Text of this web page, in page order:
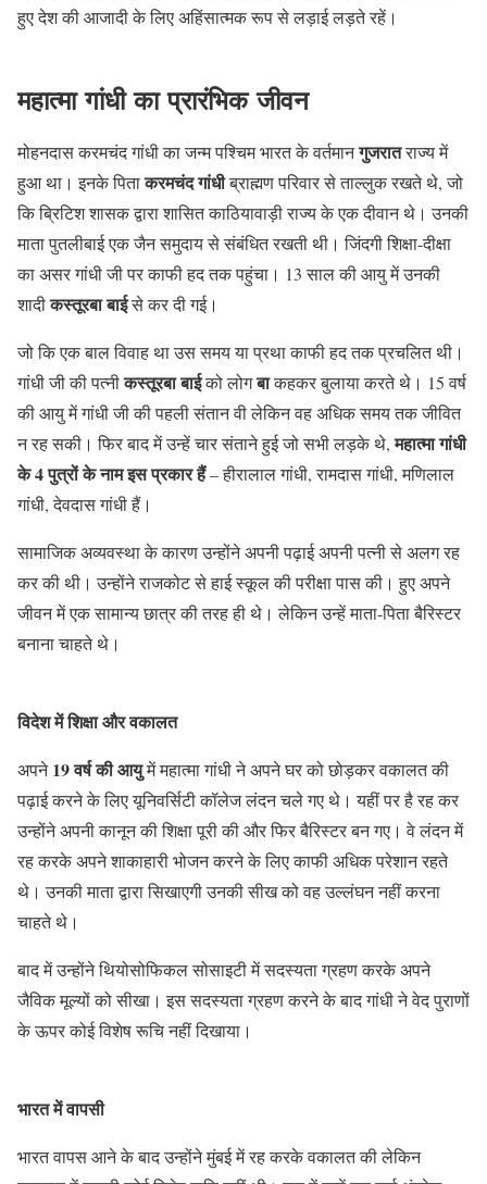
हुए देश की आजादी के लिए अहिंसात्मक रूप से लड़ाई लड़ते रहें।
महात्मा गांधी का प्रारंभिक जीवन
मोहनदास करमचंद गांधी का जन्म पश्चिम भारत के वर्तमानगुजरातराज्य में
हुआ था। इनके पिताकरमचंद गांधीब्राह्मण परिवार से ताल्लुक रखते थे, जो
कि ब्रिटिश शासक द्वारा शासित काठियावाड़ी राज्य के एक दीवान थे। उनकी
माता पुतलीबाई एक जैन समुदाय से संबंधित रखती थी। जिंदगी शिक्षा-दीक्षा
का असर गांधी जी पर काफी हद तक पहुंचा। 13 साल की आयु में उनकी
शादीकस्तूरबा बाईसे कर दी गई।
जो कि एक बाल विवाह था उस समय या प्रथा काफी हद तक प्रचलित थी।
गांधी जी की पत्नीकस्तूरबा बाईको लोगबाकहकर बुलाया करते थे। 15 वर्ष
की आयु में गांधी जी की पहली संतान वी लेकिन वह अधिक समय तक जीवित
न रह सकी। फिर बाद में उन्हें चार संताने हुई जो सभी लड़के थे,महात्मा गांधी
के 4 पुत्रों के नाम इस प्रकार हैं– हीरालाल गांधी, रामदास गांधी, मणिलाल
गांधी, देवदास गांधी हैं।
सामाजिक अव्यवस्था के कारण उन्होंने अपनी पढ़ाई अपनी पत्नी से अलग रह
कर की थी। उन्होंने राजकोट से हाई स्कूल की परीक्षा पास की। हुए अपने
जीवन में एक सामान्य छात्र की तरह ही थे। लेकिन उन्हें माता-पिता बैरिस्टर
बनाना चाहते थे।
विदेश में शिक्षा और वकालत
अपने19 वर्ष की आयुमें महात्मा गांधी ने अपने घर को छोड़कर वकालत की
पढ़ाई करने के लिए यूनिवर्सिटी कॉलेज लंदन चले गए थे। यहीं पर है रह कर
उन्होंने अपनी कानून की शिक्षा पूरी की और फिर बैरिस्टर बन गए। वे लंदन में
रह करके अपने शाकाहारी भोजन करने के लिए काफी अधिक परेशान रहते
थे। उनकी माता द्वारा सिखाएगी उनकी सीख को वह उल्लंघन नहीं करना
चाहते थे।
बाद में उन्होंने थियोसोफिकल सोसाइटी में सदस्यता ग्रहण करके अपने
जैविक मूल्यों को सीखा। इस सदस्यता ग्रहण करने के बाद गांधी ने वेद पुराणों
के ऊपर कोई विशेष रूचि नहीं दिखाया।
भारत में वापसी
भारत वापस आने के बाद उन्होंने मुंबई में रह करके वकालत की लेकिन